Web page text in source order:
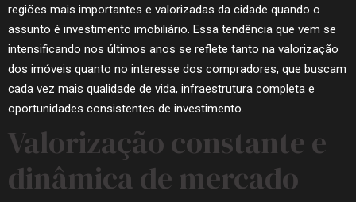
regiões mais importantes e valorizadas da cidade quando o
assunto é investimento imobiliário. Essa tendência que vem se
intensificando nos últimos anos se reflete tanto na valorização
dos imóveis quanto no interesse dos compradores, que buscam
cada vez mais qualidade de vida, infraestrutura completa e
oportunidades consistentes de investimento.
Valorização constante e
dinâmica de mercado